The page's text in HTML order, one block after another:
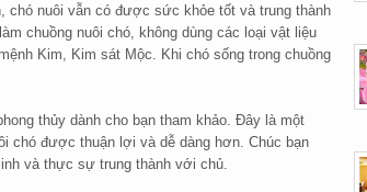
chó nuôi vẫn có được sức khỏe tốt và trung thành
chuồng nuôi chó, không dùng các loại vật liệu
Kim, Kim sát Mộc. Khi chó sống trong chuồng
thủy dành cho bạn tham khảo. Đây là một
chó được thuận lợi và dễ dàng hơn. Chúc bạn
và thực sự trung thành với chủ.